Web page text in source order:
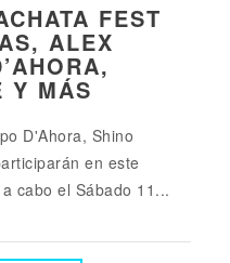
FEST
ALEX
Y MÁS
D'Ahora, Shino
en este
cabo el Sábado 11...